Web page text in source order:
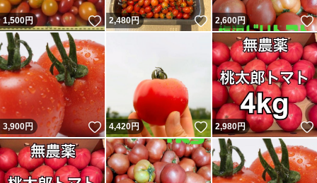
1,500円 いいね！
2,480円 いいね！
2,600円
3,900円 いいね！
4,420円 いいね！
2,980円